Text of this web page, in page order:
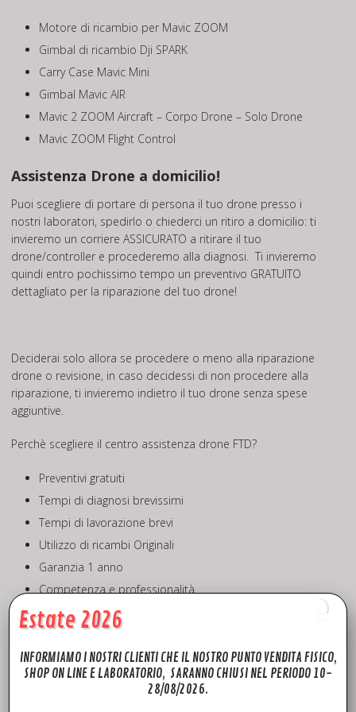
Motore di ricambio per Mavic ZOOM
Gimbal di ricambio Dji SPARK
Carry Case Mavic Mini
Gimbal Mavic AIR
Mavic 2 ZOOM Aircraft – Corpo Drone – Solo Drone
Mavic ZOOM Flight Control
Assistenza Drone a domicilio!
Puoi scegliere di portare di persona il tuo drone presso i
nostri laboratori, spedirlo o chiederci un ritiro a domicilio: ti
invieremo un corriere ASSICURATO a ritirare il tuo
drone/controller e procederemo alla diagnosi. Ti invieremo
quindi entro pochissimo tempo un preventivo GRATUITO
dettagliato per la riparazione del tuo drone!
Deciderai solo allora se procedere o meno alla riparazione
drone o revisione, in caso decidessi di non procedere alla
riparazione, ti invieremo indietro il tuo drone senza spese
aggiuntive.
Perchè scegliere il centro assistenza drone FTD?
Preventivi gratuiti
Tempi di diagnosi brevissimi
Tempi di lavorazione brevi
Utilizzo di ricambi Originali
Garanzia 1 anno
Competenza e professionalità
CHIAMACI PER INFO ULTERIORI!
Se sei una persona competente e vuoi sostituire da te il
ricambio danneggiato ? Puoi scegliere tra una vasta scelta di
ricambi dji mavic 2 Originali (Mavic 2 ZOOM Usato – Mavic 2
Estate 2026
INFORMIAMO I NOSTRI CLIENTI CHE IL NOSTRO PUNTO VENDITA FISICO,
SHOP ON LINE E LABORATORIO, SARANNO CHIUSI NEL PERIODO 10-
28/08/2026.